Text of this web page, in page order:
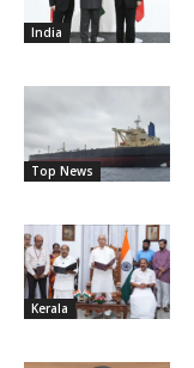
India
Top News
Kerala